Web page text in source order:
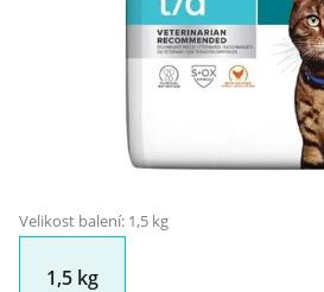
E-shop Veterix
777 319 517 (Po–Pá, 8–15h)
eshop@veterix.cz
Velikost balení: 1,5 kg
1,5 kg